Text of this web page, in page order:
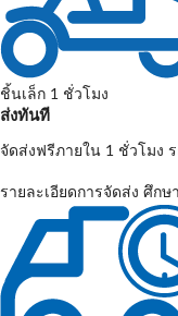
ชิ้นเล็ก 1 ชั่วโมง
ส่งทันที
จัดส่งฟรีภายใน 1 ชั่วโมง
รายละเอียดการจัดส่ง ศึกษ